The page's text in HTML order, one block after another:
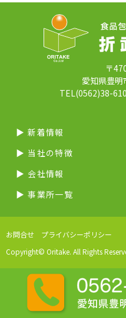
〒
愛知県豊
TEL(0562)38-
▶︎ 新着情報
▶︎ 当社の特徴
▶︎ 会社情報
▶︎ 事業所一覧
お問合せ
プライバシーポリシー
Copyright© Oritake. All Rights